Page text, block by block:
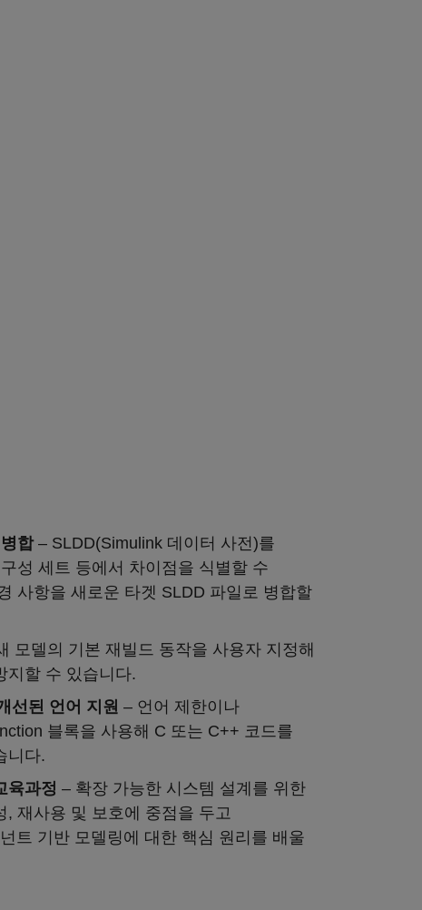
합– SLDD(Simulink 데이터 사전)를
성 세트 등에서 차이점을 식별할 수
사항을 새로운 타겟 SLDD 파일로 병합할
모델의 기본 재빌드 동작을 사용자 지정해
지할 수 있습니다.
선된 언어 지원 – 언어 제한이나
블록을 사용해 C 또는 C++ 코드를
니다.
육과정 – 확장 가능한 시스템 설계를 위한
, 재사용 및 보호에 중점을 두고
트 기반 모델링에 대한 핵심 원리를 배울